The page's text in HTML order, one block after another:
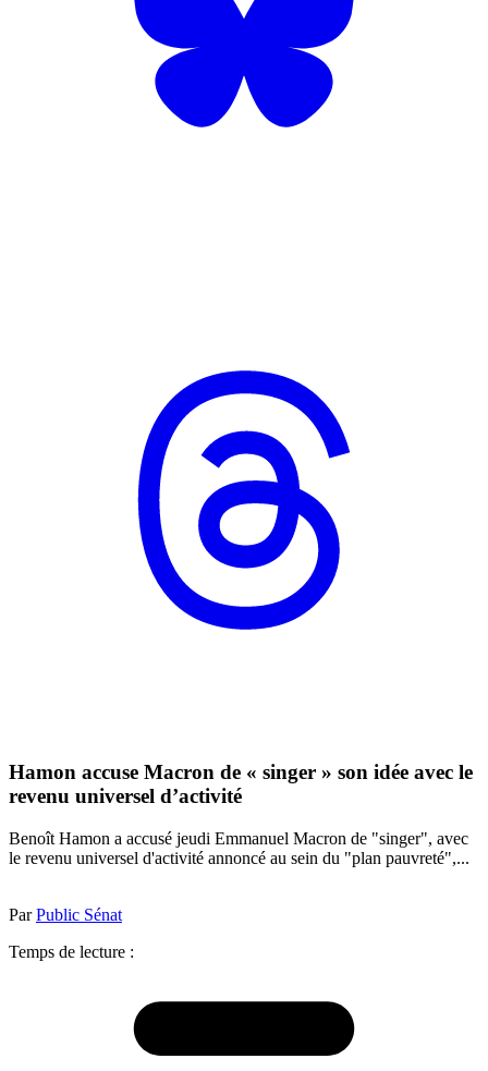
Hamon accuse Macron de « singer » son idée avec le
revenu universel d’activité
Benoît Hamon a accusé jeudi Emmanuel Macron de "singer", avec
le revenu universel d'activité annoncé au sein du "plan pauvreté",...
ParPublic Sénat
Temps de lecture :